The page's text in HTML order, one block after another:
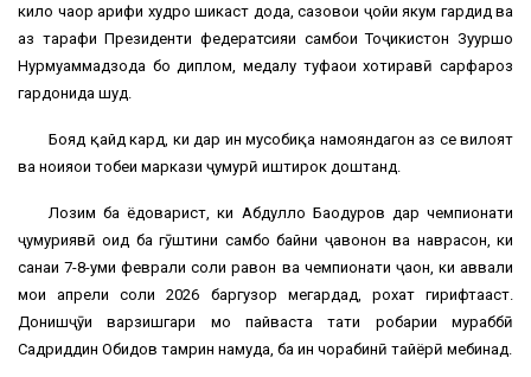
кило чаҳор ҳарифи худро шикаст дода, сазовои ҷойи якум гардид ва
аз тарафи Президенти федератсияи самбои Тоҷикистон Зуҳуршо
Нурмуҳаммадзода бо диплом, медалу туҳфаҳои хотиравӣ сарфароз
гардонида шуд.
Бояд қайд кард, ки дар ин мусобиқа намояндагон аз се вилоят
ва ноҳияҳои тобеи маркази ҷумҳурӣ иштирок доштанд.
Лозим ба ёдоварист, ки Абдулло Баҳодуров дар чемпионати
ҷумҳуриявӣ оид ба гӯштини самбо байни ҷавонон ва наврасон, ки
санаи 7-8-уми феврали соли равон ва чемпионати ҷаҳон, ки аввали
моҳи апрели соли 2026 баргузор мегардад, роҳхат гирифтааст.
Донишҷӯи варзишгари мо пайваста таҳти роҳбарии мураббӣ
Садриддин Обидов тамрин намуда, ба ин чорабинӣ тайёрӣ мебинад.